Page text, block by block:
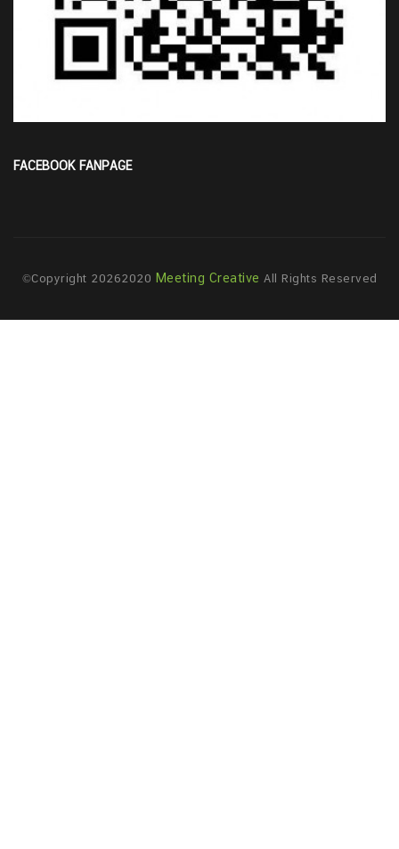
FACEBOOK FANPAGE
©Copyright 20262020 Meeting Creative All Rights Reserved